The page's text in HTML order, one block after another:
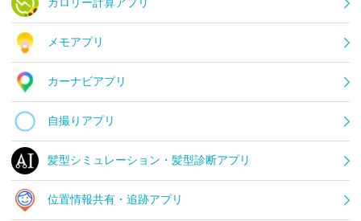
メモアプリ
カーナビアプリ
自撮りアプリ
髪型シミュレーション・髪型診断アプリ
位置情報共有・追跡アプリ